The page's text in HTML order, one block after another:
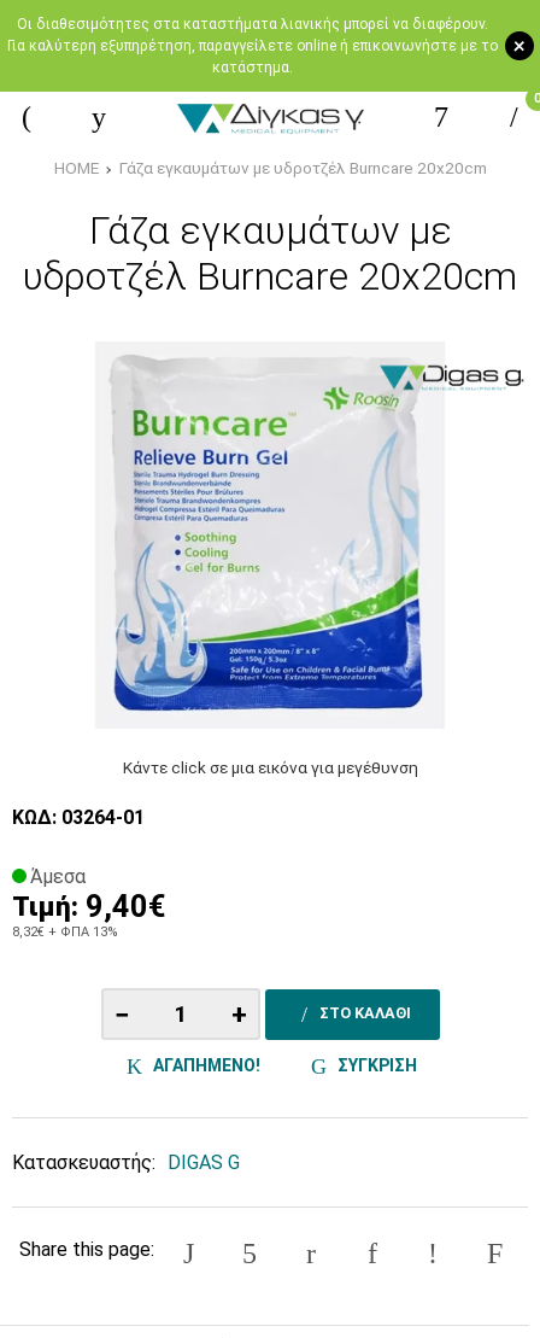
+
Oι διαθεσιμότητες στα καταστήματα λιανικής μπορεί να διαφέρουν.
Για καλύτερη εξυπηρέτηση, παραγγείλετε online ή επικοινωνήστε με το
κατάστημα.
0
HOME Γάζα εγκαυμάτων με υδροτζέλ Burncare 20x20cm
Γάζα εγκαυμάτων με
υδροτζέλ Burncare 20x20cm
Κάντε click σε μια εικόνα για μεγέθυνση
ΚΩΔ: 03264-01
Άμεσα
Τιμή: 9,40€
8,32€ + ΦΠΑ 13%
− + ΣΤΟ ΚΑΛΑΘΙ
ΑΓΑΠΗΜΕΝΟ! ΣΥΓΚΡΙΣΗ
Κατασκευαστής: DIGAS G
Share this page: